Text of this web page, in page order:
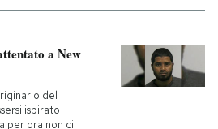
a New
del
ispirato
per ora non ci